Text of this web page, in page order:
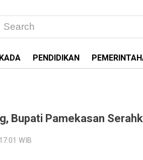
PENDIDIKAN
Bupati Pamekasan
WIB